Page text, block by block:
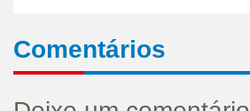
Comentários